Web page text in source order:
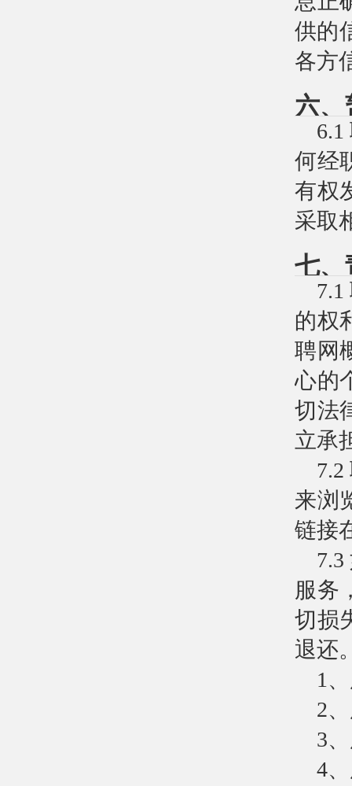
供的
各方
六、
何经
有权
采取
七、
的权
聘网
心的
切法
立承
来浏
链接
服务
切损
退还
1
2
3
4